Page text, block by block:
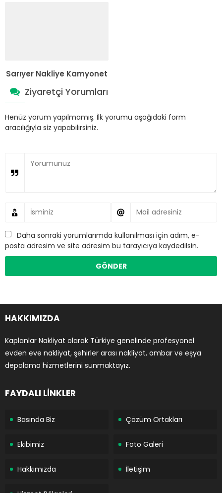
Sarıyer Nakliye Kamyonet
Ziyaretçi Yorumları
Henüz yorum yapılmamış. İlk yorumu aşağıdaki form
aracılığıyla siz yapabilirsiniz.
Daha sonraki yorumlarımda kullanılması için adım, e-
posta adresim ve site adresim bu tarayıcıya kaydedilsin.
HAKKIMIZDA
Kaplanlar Nakliyat olarak Türkiye genelinde profesyonel
evden eve nakliyat, şehirler arası nakliyat, ambar ve eşya
depolama hizmetlerini sunmaktayız.
FAYDALI LİNKLER
Basında Biz Çözüm Ortakları
Ekibimiz Foto Galeri
Hakkımızda İletişim